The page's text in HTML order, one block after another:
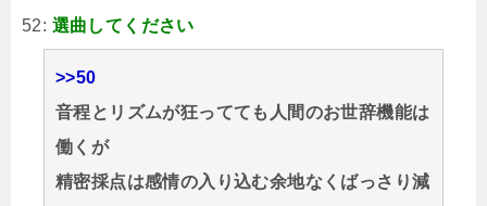
52: 選曲してください
>>50
音程とリズムが狂ってても人間のお世辞機能は
働くが
精密採点は感情の入り込む余地なくばっさり減